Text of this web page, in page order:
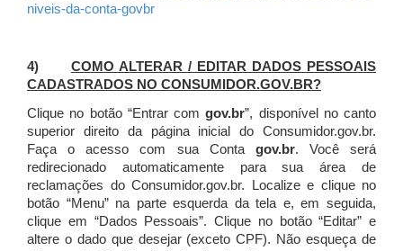
niveis-da-conta-govbr
4) COMO ALTERAR / EDITAR DADOS PESSOAIS
CADASTRADOS NO CONSUMIDOR.GOV.BR?
Clique no botão “Entrar comgov.br”, disponível no canto
superior direito da página inicial do Consumidor.gov.br.
Faça o acesso com sua Conta gov.br. Você será
redirecionado automaticamente para sua área de
reclamações do Consumidor.gov.br.
Localize e clique no
botão “Menu” na parte esquerda da tela e, em seguida,
clique em “Dados Pessoais”. Clique no botão “Editar” e
altere o dado que desejar (exceto CPF). Não esqueça de